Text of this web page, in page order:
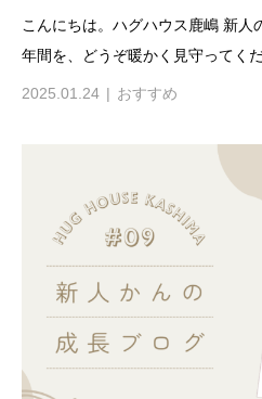
こんにちは。ハグハウス鹿嶋 新人
年間を、どうぞ暖かく見守ってく
2025.01.24 おすすめ